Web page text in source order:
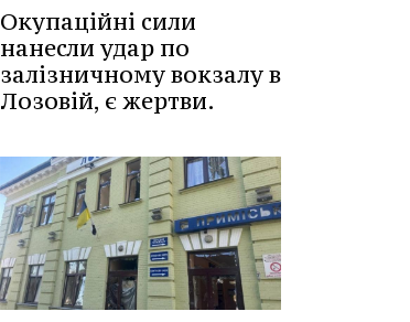
Окупаційні сили
нанесли удар по
залізничному вокзалу в
Лозовій, є жертви.